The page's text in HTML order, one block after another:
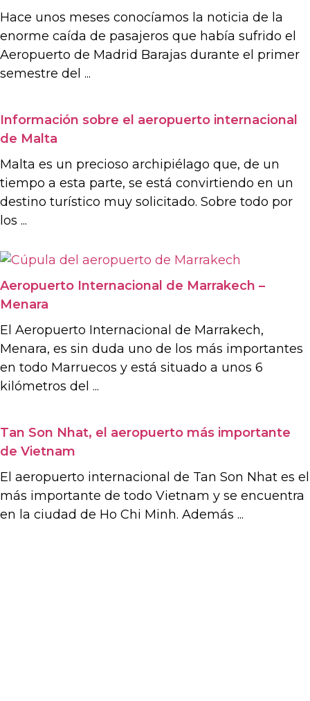
Hace unos meses conocíamos la noticia de la
enorme caída de pasajeros que había sufrido el
Aeropuerto de Madrid Barajas durante el primer
semestre del ...
Información sobre el aeropuerto internacional
de Malta
Malta es un precioso archipiélago que, de un
tiempo a esta parte, se está convirtiendo en un
destino turístico muy solicitado. Sobre todo por
los ...
Aeropuerto Internacional de Marrakech –
Menara
El Aeropuerto Internacional de Marrakech,
Menara, es sin duda uno de los más importantes
en todo Marruecos y está situado a unos 6
kilómetros del ...
Tan Son Nhat, el aeropuerto más importante
de Vietnam
El aeropuerto internacional de Tan Son Nhat es el
más importante de todo Vietnam y se encuentra
en la ciudad de Ho Chi Minh. Además ...